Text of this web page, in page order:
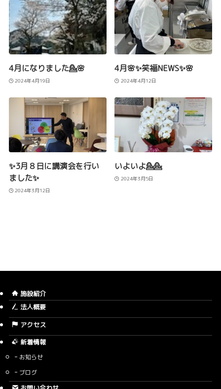
4月になりました💁🌸
2024年4月19日
4月🌸✨笑福NEWS✨🌸
2024年4月12日
✨3月８日に講演会を行い
ました✨
2024年3月12日
いよいよ💁💁
2024年3月5日
施設紹介
法人概要
アクセス
新着情報
お知らせ
ブログ